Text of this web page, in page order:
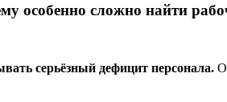
особенно сложно найти
серьёзный дефицит персонала.